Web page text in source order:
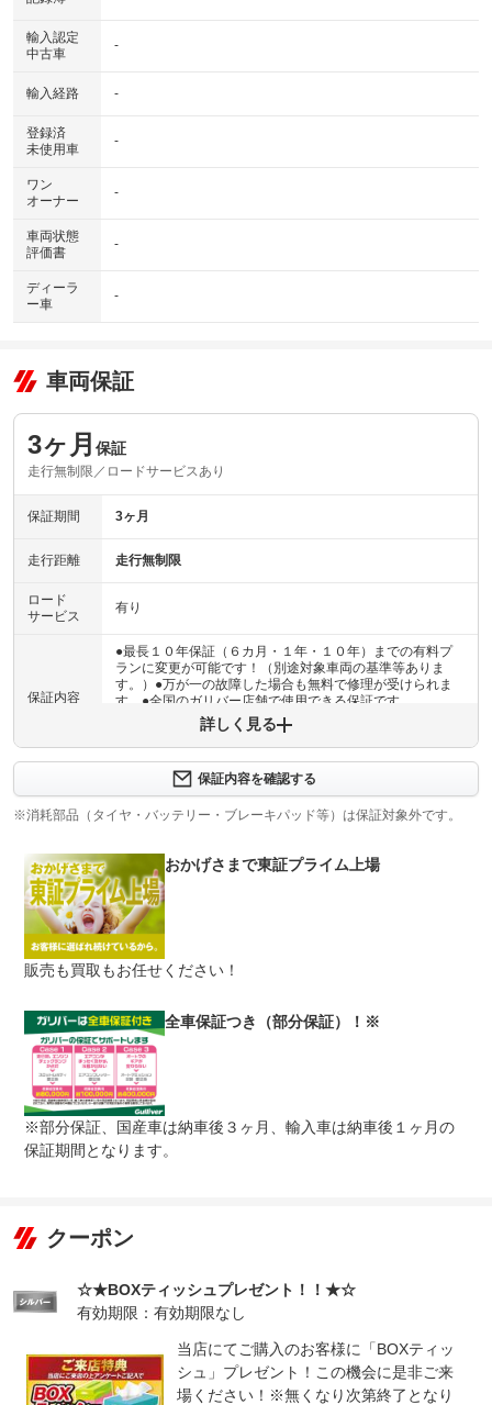
輸入認定
中古車
-
輸入経路 -
登録済
未使用車
-
ワン
オーナー
-
車両状態
評価書
-
ディーラ
ー車
-
車両保証
3ヶ月 保証
走行無制限／ロードサービスあり
保証期間 3ヶ月
走行距離 走行無制限
ロード
サービス
有り
保証内容
●最長１０年保証（６カ月・１年・１０年）までの有料プ
ランに変更が可能です！（別途対象車両の基準等ありま
す。）●万が一の故障した場合も無料で修理が受けられま
す。●全国のガリバー店舗で使用できる保証です。
保証項目
１エンジン機構 ２動力伝達機構 ３ブレーキ機構 ４ス
テアリング機構 ５前後アクスル機構 ６電子制御機構
修理回数 無制限
上限金額
車両本体価格
●期間内の修理回数に制限はありませんが、累積上限金額
は車両価格の５０％が上限です●対象部品の詳細は、別途
規約に定めるとおりとなります。
免責金
無し
●１年間までのプランには免責金はございません。●長期有
料プランを選択された方は、２年目以降の修理１回に対し
て、１．５万円の免責金を申し受けます。●詳しくはスタ
ッフまでお問い合わせください。
保証修理
受付先
●当店までご連絡ください。ご遠方の方は当店で受付後、
お近くのガリバー店舗または修理工場のご案内をいたしま
すので、お気軽にお申し付けください。
１．車検の残りがある車に関しましては法定１２ヶ月点検
月点検（車検取得のみ）を実施※有償にて「ケアパック」
もご用意しております。
詳しく見る
保証内容を確認する
※消耗部品（タイヤ・バッテリー・ブレーキパッド等）は保証対象外です。
おかげさまで東証プライム上場
販売も買取もお任せください！
全車保証つき（部分保証）！※
※部分保証、国産車は納車後３ヶ月、輸入車は納車後１ヶ月の
保証期間となります。
クーポン
☆★BOXティッシュプレゼント！！★☆
有効期限：有効期限なし
当店にてご購入のお客様に「BOXティッ
シュ」プレゼント！この機会に是非ご来
場ください！※無くなり次第終了となり